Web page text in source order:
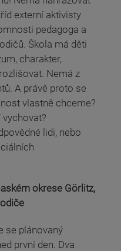
externí aktivisty
pedagoga a
Škola má děti
charakter,
Nemá z
A právě proto se
vlastně chceme?
lidi, nebo
okrese Görlitz,
se plánovaný
první den. Dva